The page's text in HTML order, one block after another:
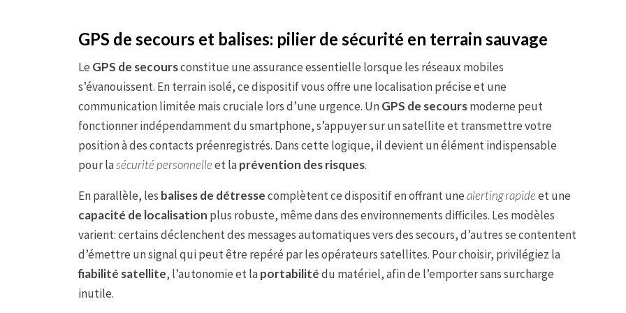
GPS de secours et balises: pilier de sécurité en terrain sauvage
Le GPS de secoursconstitue une assurance essentielle lorsque les réseaux mobiles
s’évanouissent. En terrain isolé, ce dispositif vous offre une localisation précise et une
communication limitée mais cruciale lors d’une urgence. UnGPS de secoursmoderne peut
fonctionner indépendamment du smartphone, s’appuyer sur un satellite et transmettre votre
position à des contacts préenregistrés. Dans cette logique, il devient un élément indispensable
pour lasécurité personnelleet laprévention des risques.
En parallèle, les balises de détressecomplètent ce dispositif en offrant unealerting rapideet une
capacité de localisation plus robuste, même dans des environnements difficiles. Les modèles
varient: certains déclenchent des messages automatiques vers des secours, d’autres se contentent
d’émettre un signal qui peut être repéré par les opérateurs satellites. Pour choisir, privilégiez la
fiabilité satellite, l’autonomie et laportabilitédu matériel, afin de l’emporter sans surcharge
inutile.